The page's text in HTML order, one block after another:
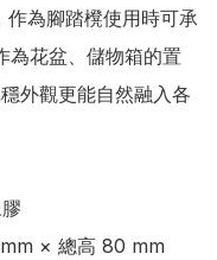
作為腳踏櫈使用時可承
為花盆、儲物箱的置
外觀更能自然融入各
× 總高 80 mm